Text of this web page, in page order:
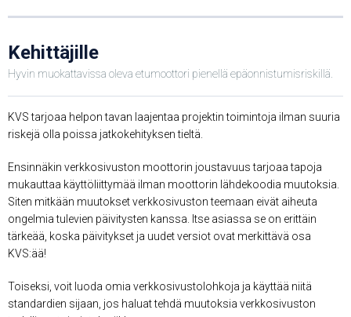
Kehittäjille
Hyvin muokattavissa oleva etumoottori pienellä epäonnistumisriskillä.
KVS tarjoaa helpon tavan laajentaa projektin toimintoja ilman suuria
riskejä olla poissa jatkokehityksen tieltä.
Ensinnäkin verkkosivuston moottorin joustavuus tarjoaa tapoja
mukauttaa käyttöliittymää ilman moottorin lähdekoodia muutoksia.
Siten mitkään muutokset verkkosivuston teemaan eivät aiheuta
ongelmia tulevien päivitysten kanssa. Itse asiassa se on erittäin
tärkeää, koska päivitykset ja uudet versiot ovat merkittävä osa
KVS:ää!
Toiseksi, voit luoda omia verkkosivustolohkoja ja käyttää niitä
standardien sijaan, jos haluat tehdä muutoksia verkkosivuston